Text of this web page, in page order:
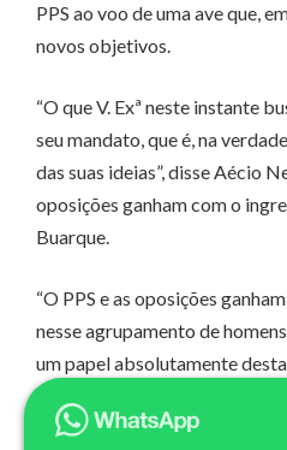
PPS ao voo de uma ave que,
novos objetivos.
“O que V. Exª neste instante
seu mandato, que é, na
das suas ideias”, disse Aécio
oposições ganham com o
Buarque.
“O PPS e as oposições
nesse agrupamento de
um papel absolutamente
ajudar a construir, não uma
Um caminho que resgate a